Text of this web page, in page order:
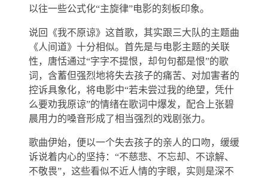
以往一些公式化“主旋律”电影的刻板印象。
说回《我不原谅》这首歌，其实跟三大队的主题曲
《人间道》十分相似。首先是与电影主题的关联
性，唐恬通过“字字不提恨，却句句都是恨”的歌
词，含蓄但强烈地将失去孩子的痛苦、对加害者的
控诉具象化，将电影中“若未尝过我的绝望，凭什
么要劝我原谅”的情绪在歌词中爆发，配合上张碧
晨用力的嗓音形成了相当强烈的戏剧张力。
歌曲伊始，便以一个失去孩子的亲人的口吻，缓缓
诉说着内心的坚持：“不慈悲、不忘却、不谅解、
不敬畏”，这些看似不近人情的字眼，实则是深不